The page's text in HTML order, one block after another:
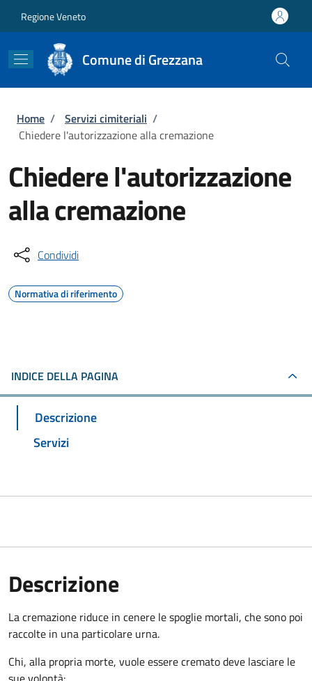
Regione Veneto
Comune di Grezzana
Briciole di pane
Home / Servizi cimiteriali /
Chiedere l'autorizzazione alla cremazione
Chiedere l'autorizzazione
alla cremazione
Condividi
Normativa di riferimento
INDICE DELLA PAGINA
Descrizione
Servizi
Descrizione
La cremazione riduce in cenere le spoglie mortali, che sono poi
raccolte in una particolare urna.
Chi, alla propria morte, vuole essere cremato deve lasciare le